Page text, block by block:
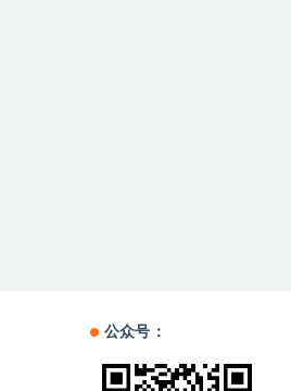
公众号：